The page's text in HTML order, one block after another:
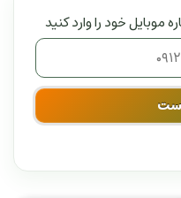
موبایل خود را وارد کنید